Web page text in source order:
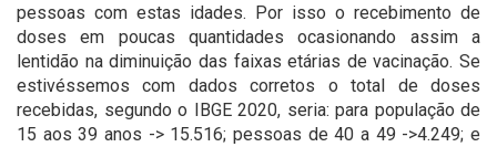
pessoas com estas idades. Por isso o recebimento de
doses em poucas quantidades ocasionando assim a
lentidão na diminuição das faixas etárias de vacinação. Se
estivéssemos com dados corretos o total de doses
recebidas, segundo o IBGE 2020, seria: para população de
15 aos 39 anos -> 15.516; pessoas de 40 a 49 ->4.249; e